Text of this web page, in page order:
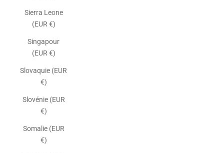
Sierra Leone
(EUR €)
Singapour
(EUR €)
Slovaquie (EUR
€)
Slovénie (EUR
€)
Somalie (EUR
€)